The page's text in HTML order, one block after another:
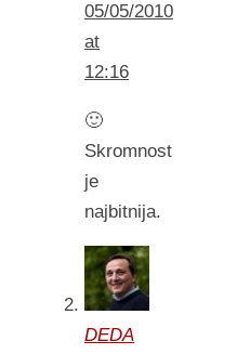
05/05/2010
at
12:16
🙂
Skromnost
je
najbitnija.
DEDA